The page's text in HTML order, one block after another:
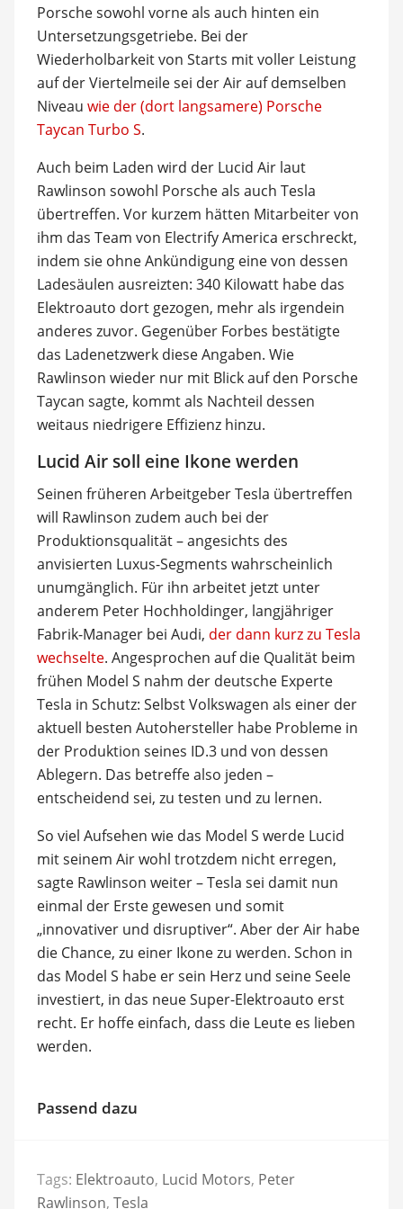
Porsche sowohl vorne als auch hinten ein
Untersetzungsgetriebe. Bei der
Wiederholbarkeit von Starts mit voller Leistung
auf der Viertelmeile sei der Air auf demselben
Niveau wie der (dort langsamere) Porsche
Taycan Turbo S.
Auch beim Laden wird der Lucid Air laut
Rawlinson sowohl Porsche als auch Tesla
übertreffen. Vor kurzem hätten Mitarbeiter von
ihm das Team von Electrify America erschreckt,
indem sie ohne Ankündigung eine von dessen
Ladesäulen ausreizten: 340 Kilowatt habe das
Elektroauto dort gezogen, mehr als irgendein
anderes zuvor. Gegenüber Forbes bestätigte
das Ladenetzwerk diese Angaben. Wie
Rawlinson wieder nur mit Blick auf den Porsche
Taycan sagte, kommt als Nachteil dessen
weitaus niedrigere Effizienz hinzu.
Lucid Air soll eine Ikone werden
Seinen früheren Arbeitgeber Tesla übertreffen
will Rawlinson zudem auch bei der
Produktionsqualität – angesichts des
anvisierten Luxus-Segments wahrscheinlich
unumgänglich. Für ihn arbeitet jetzt unter
anderem Peter Hochholdinger, langjähriger
Fabrik-Manager bei Audi, der dann kurz zu Tesla
wechselte. Angesprochen auf die Qualität beim
frühen Model S nahm der deutsche Experte
Tesla in Schutz: Selbst Volkswagen als einer der
aktuell besten Autohersteller habe Probleme in
der Produktion seines ID.3 und von dessen
Ablegern. Das betreffe also jeden –
entscheidend sei, zu testen und zu lernen.
So viel Aufsehen wie das Model S werde Lucid
mit seinem Air wohl trotzdem nicht erregen,
sagte Rawlinson weiter – Tesla sei damit nun
einmal der Erste gewesen und somit
„innovativer und disruptiver“. Aber der Air habe
die Chance, zu einer Ikone zu werden. Schon in
das Model S habe er sein Herz und seine Seele
investiert, in das neue Super-Elektroauto erst
recht. Er hoffe einfach, dass die Leute es lieben
werden.
Passend dazu
Tags: Elektroauto, Lucid Motors, Peter
Rawlinson, Tesla